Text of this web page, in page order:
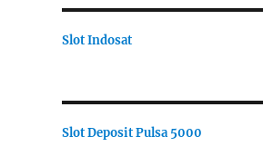
Slot Indosat
Slot Deposit Pulsa 5000